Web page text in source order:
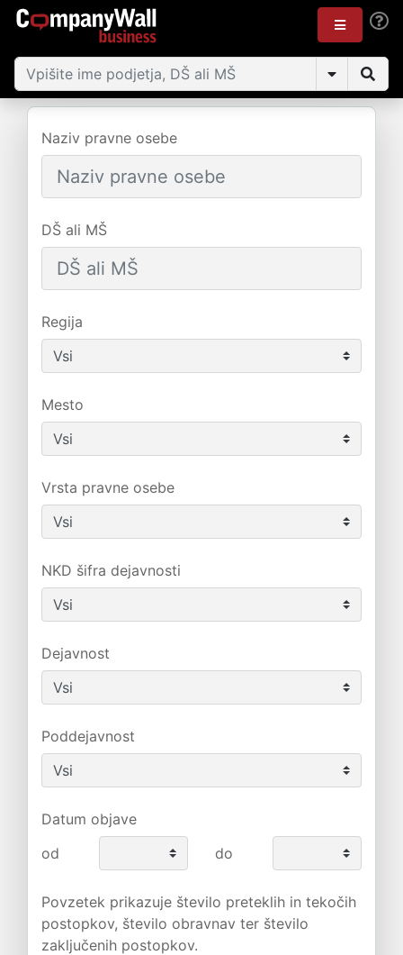
Naziv pravne osebe
DŠ ali MŠ
Regija
Mesto
Vrsta pravne osebe
NKD šifra dejavnosti
Dejavnost
Poddejavnost
Datum objave
od
do
Povzetek prikazuje število preteklih in tekočih
postopkov, število obravnav ter število
zaključenih postopkov.